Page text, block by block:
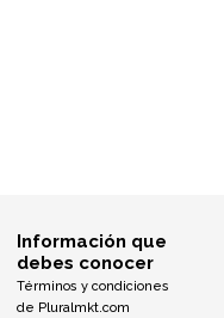
Información que
debes conocer
Términos y condiciones
de Pluralmkt.com